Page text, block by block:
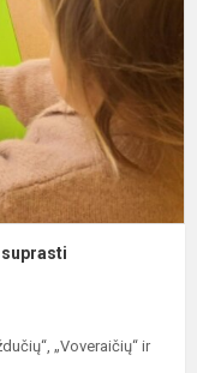
„Voveraičių“ ir